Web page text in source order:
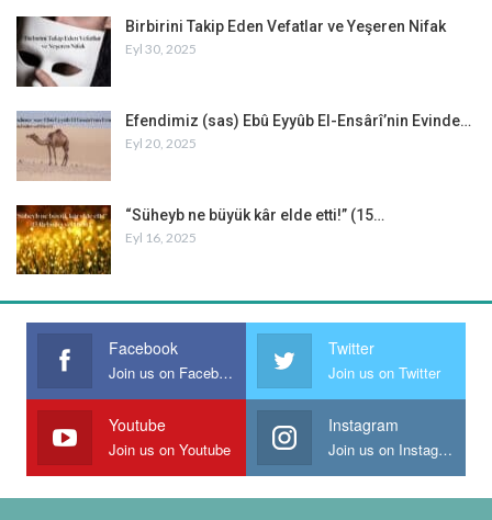
Birbirini Takip Eden Vefatlar ve Yeşeren Nifak
Eyl 30, 2025
Efendimiz (sas) Ebû Eyyûb El-Ensârî’nin Evinde…
Eyl 20, 2025
“Süheyb ne büyük kâr elde etti!” (15…
Eyl 16, 2025
Facebook
Join us on Facebook
Twitter
Join us on Twitter
Youtube
Join us on Youtube
Instagram
Join us on Instagram